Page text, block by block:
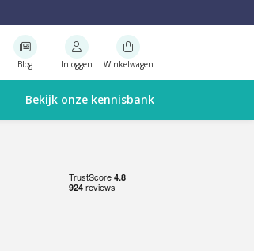
Blog Inloggen Winkelwagen
Bekijk onze kennisbank